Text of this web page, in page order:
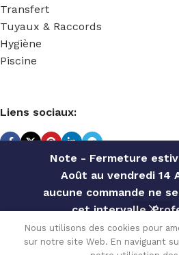
Note - Fermeture
Août au vendredi 14
aucune commande ne
cet intervalle.
Contactez notre
pour des offres
Transfert
Tuyaux & Raccords
Hygiène
Piscine
Liens sociaux:
TECHNIDOSE 2022 Réalisé
Nous utilisons des cookies pour
sur notre site Web. En naviguant
VANNE de
CONTRE- 154.80€